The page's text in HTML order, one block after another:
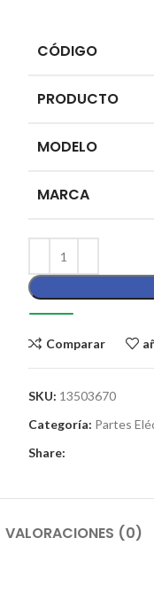
CÓDIGO
PRODUCTO
MODELO
MARCA
Comparar
SKU: 13503670
Categoría: Partes
Share:
VALORACIONES (0)